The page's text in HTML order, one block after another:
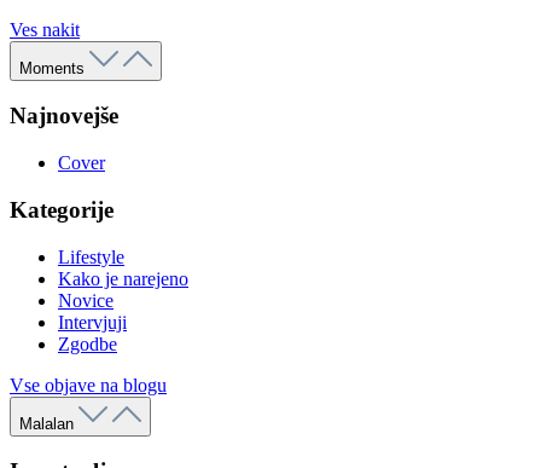
Ves nakit
Moments
Najnovejše
Cover
Kategorije
Lifestyle
Kako je narejeno
Novice
Intervjuji
Zgodbe
Vse objave na blogu
Malalan